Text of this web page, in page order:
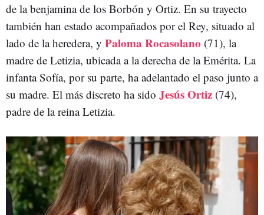
de la benjamina de los Borbón y Ortiz. En su trayecto
también han estado acompañados por el Rey, situado al
lado de la heredera, y Paloma Rocasolano (71), la
madre de Letizia, ubicada a la derecha de la Emérita. La
infanta Sofía, por su parte, ha adelantado el paso junto a
su madre. El más discreto ha sido Jesús Ortiz (74),
padre de la reina Letizia.